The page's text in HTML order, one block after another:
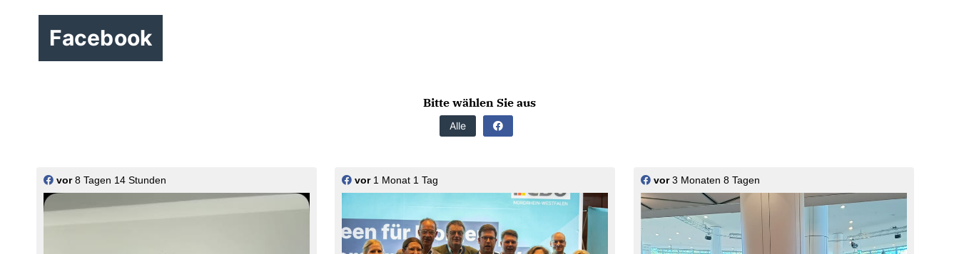
Facebook
Bitte wählen Sie aus
Alle
vor8 Tagen 14 Stunden vor1 Monat 1 Tag vor3 Monaten 8 Tagen